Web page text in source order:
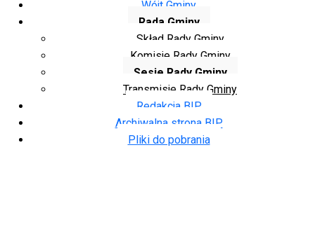
Wójt Gminy
Rada Gminy
Skład Rady Gminy
Komisje Rady Gminy
Sesje Rady Gminy
Transmisje Rady Gminy
Redakcja BIP
Archiwalna strona BIP
Pliki do pobrania